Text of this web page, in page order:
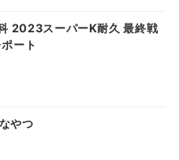
2023スーパーK耐久 最終戦
ート
やつ